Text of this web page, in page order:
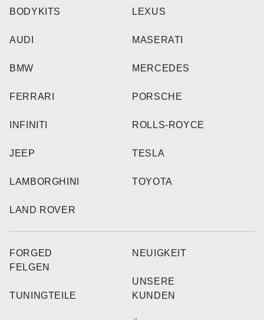
BODYKITS
AUDI
BMW
FERRARI
INFINITI
JEEP
LAMBORGHINI
LAND ROVER
LEXUS
MASERATI
MERCEDES
PORSCHE
ROLLS-ROYCE
TESLA
TOYOTA
FORGED
FELGEN
TUNINGTEILE
NEUIGKEIT
UNSERE
KUNDEN